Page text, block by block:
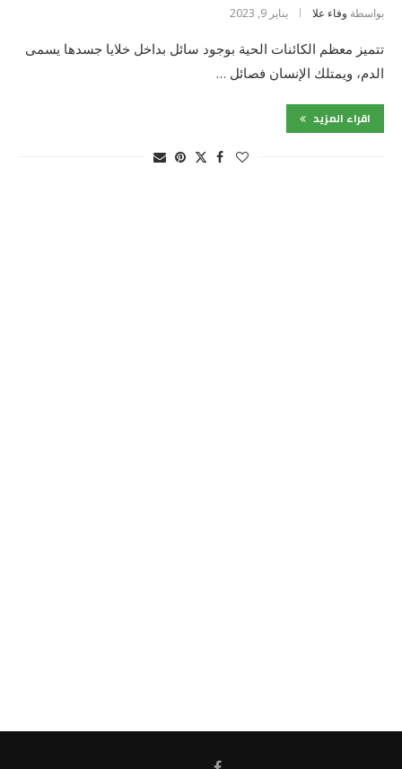
بواسطة وفاء علا يناير 9, 2023
تتميز معظم الكائنات الحية بوجود سائل بداخل خلايا جسدها يسمى
الدم، ويمتلك الإنسان فصائل …
اقراء المزيد